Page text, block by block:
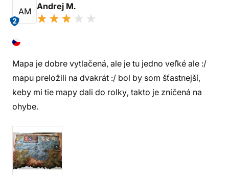
AM
2
Andrej M.
Mapa je dobre vytlačená, ale je tu jedno veľké ale :/
mapu preložili na dvakrát :/ bol by som šťastnejší,
keby mi tie mapy dali do rolky, takto je zničená na
ohybe.